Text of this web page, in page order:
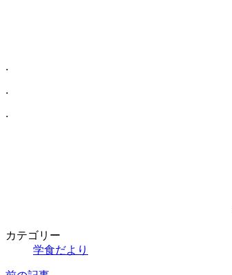
.
.
.
カテゴリー
学食だより